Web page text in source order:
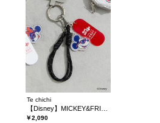
Te chichi
￥2,090